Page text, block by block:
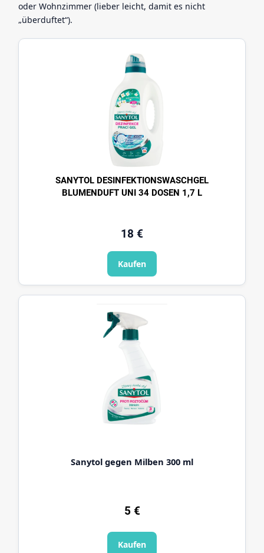
oder Wohnzimmer (lieber leicht, damit es nicht
„überduftet“).
SANYTOL DESINFEKTIONSWASCHGEL
BLUMENDUFT UNI 34 DOSEN 1,7 L
18 €
Kaufen
Sanytol gegen Milben 300 ml
5 €
Kaufen